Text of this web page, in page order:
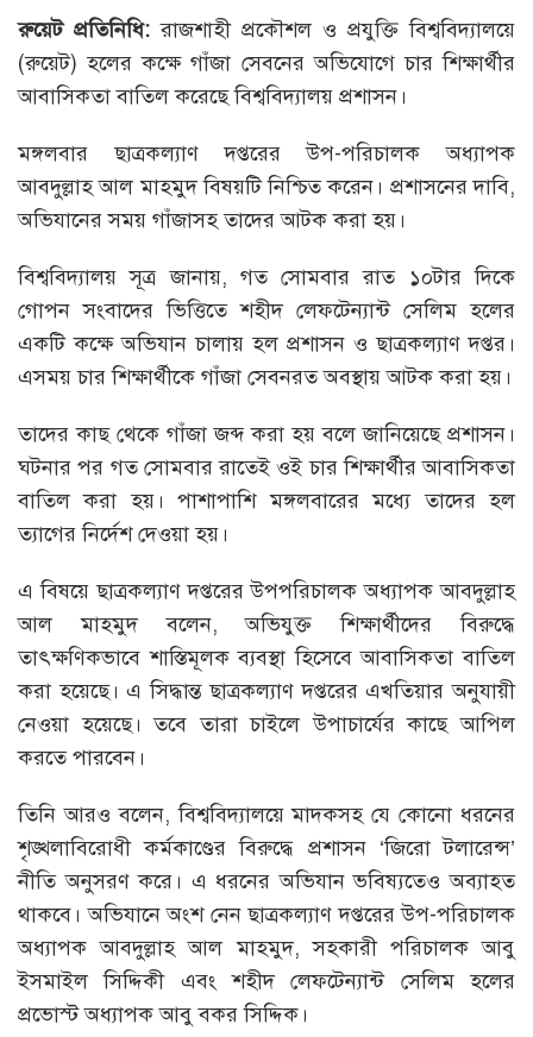
রুয়েট প্রতিনিধি: রাজশাহী প্রকৌশল ও প্রযুক্তি বিশ্ববিদ্যালয়ে
(রুয়েট) হলের কক্ষে গাঁজা সেবনের অভিযোগে চার শিক্ষার্থীর
আবাসিকতা বাতিল করেছে বিশ্ববিদ্যালয় প্রশাসন।
মঙ্গলবার ছাত্রকল্যাণ দপ্তরের উপ-পরিচালক অধ্যাপক
আবদুল্লাহ আল মাহমুদ বিষয়টি নিশ্চিত করেন। প্রশাসনের দাবি,
অভিযানের সময় গাঁজাসহ তাদের আটক করা হয়।
বিশ্ববিদ্যালয় সূত্র জানায়, গত সোমবার রাত ১০টার দিকে
গোপন সংবাদের ভিত্তিতে শহীদ লেফটেন্যান্ট সেলিম হলের
একটি কক্ষে অভিযান চালায় হল প্রশাসন ও ছাত্রকল্যাণ দপ্তর।
এসময় চার শিক্ষার্থীকে গাঁজা সেবনরত অবস্থায় আটক করা হয়।
তাদের কাছ থেকে গাঁজা জব্দ করা হয় বলে জানিয়েছে প্রশাসন।
ঘটনার পর গত সোমবার রাতেই ওই চার শিক্ষার্থীর আবাসিকতা
বাতিল করা হয়। পাশাপাশি মঙ্গলবারের মধ্যে তাদের হল
ত্যাগের নির্দেশ দেওয়া হয়।
এ বিষয়ে ছাত্রকল্যাণ দপ্তরের উপপরিচালক অধ্যাপক আবদুল্লাহ
আল মাহমুদ বলেন, অভিযুক্ত শিক্ষার্থীদের বিরুদ্ধে
তাৎক্ষণিকভাবে শাস্তিমূলক ব্যবস্থা হিসেবে আবাসিকতা বাতিল
করা হয়েছে। এ সিদ্ধান্ত ছাত্রকল্যাণ দপ্তরের এখতিয়ার অনুযায়ী
নেওয়া হয়েছে। তবে তারা চাইলে উপাচার্যের কাছে আপিল
করতে পারবেন।
তিনি আরও বলেন, বিশ্ববিদ্যালয়ে মাদকসহ যে কোনো ধরনের
শৃঙ্খলাবিরোধী কর্মকাণ্ডের বিরুদ্ধে প্রশাসন ‘জিরো টলারেন্স’
নীতি অনুসরণ করে। এ ধরনের অভিযান ভবিষ্যতেও অব্যাহত
থাকবে। অভিযানে অংশ নেন ছাত্রকল্যাণ দপ্তরের উপ-পরিচালক
অধ্যাপক আবদুল্লাহ আল মাহমুদ, সহকারী পরিচালক আবু
ইসমাইল সিদ্দিকী এবং শহীদ লেফটেন্যান্ট সেলিম হলের
প্রভোস্ট অধ্যাপক আবু বকর সিদ্দিক।